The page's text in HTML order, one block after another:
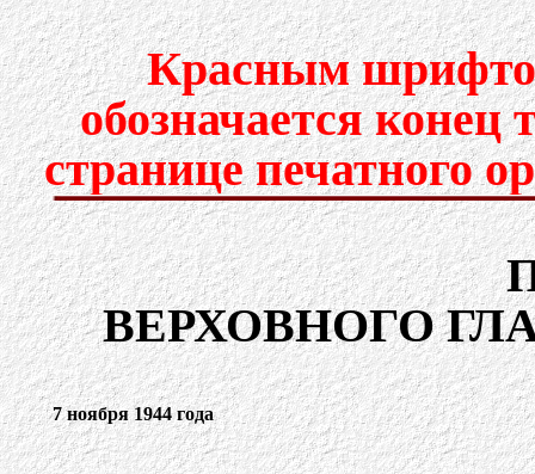
Красным
обозначается конец
странице печатного
ВЕРХОВНОГО
7 ноября 1944 года